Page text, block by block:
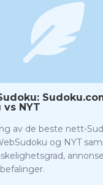
NYT
av de beste nett-
og NYT